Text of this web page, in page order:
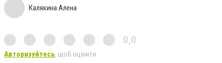
Калякина Алена
0,0
Авторизуйтесь, щоб оцінити